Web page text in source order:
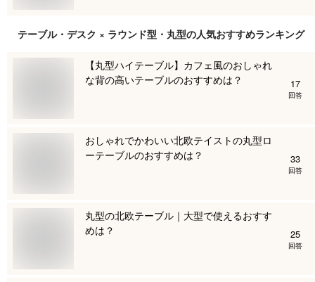
テーブル・デスク × ラウンド型・丸型の人気おすすめランキング
【丸型ハイテーブル】カフェ風のおしゃれ
な背の高いテーブルのおすすめは？
17
回答
おしゃれでかわいい北欧テイストの丸型ロ
ーテーブルのおすすめは？
33
回答
丸型の北欧テーブル｜大型で使えるおすす
めは？
25
回答